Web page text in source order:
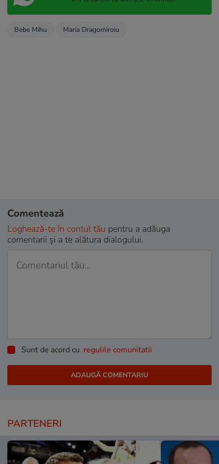
Bebe Mihu Maria Dragomiroiu
Comentează
Loghează-te în contul tău pentru a adăuga
comentarii și a te alătura dialogului.
Sunt de acord cu regulile comunitatii
PARTENERI